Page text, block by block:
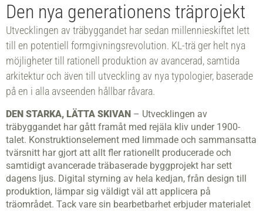
Den nya generationens träprojekt
Utvecklingen av träbyggandet har sedan millennieskiftet lett
till en potentiell formgivningsrevolution. KL-trä ger helt nya
möjligheter till rationell produktion av avancerad, samtida
arkitektur och även till utveckling av nya typologier, baserade
på en i alla avseenden hållbar råvara.
DEN STARKA, LÄTTA SKIVAN – Utvecklingen av
träbyggandet har gått framåt med rejäla kliv under 1900-
talet. Konstruktionselement med limmade och sammansatta
tvärsnitt har gjort att allt fler rationellt producerade och
samtidigt avancerade träbaserade byggprojekt har sett
dagens ljus. Digital styrning av hela kedjan, från design till
produktion, lämpar sig väldigt väl att applicera på
träområdet. Tack vare sin bearbetbarhet erbjuder materialet